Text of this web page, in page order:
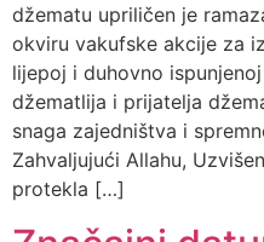
džematu upriličen je
okviru vakufske akcije za
lijepoj i duhovno
džematlija i prijatelja
snaga zajedništva i
Zahvaljujući Allahu,
protekla […]